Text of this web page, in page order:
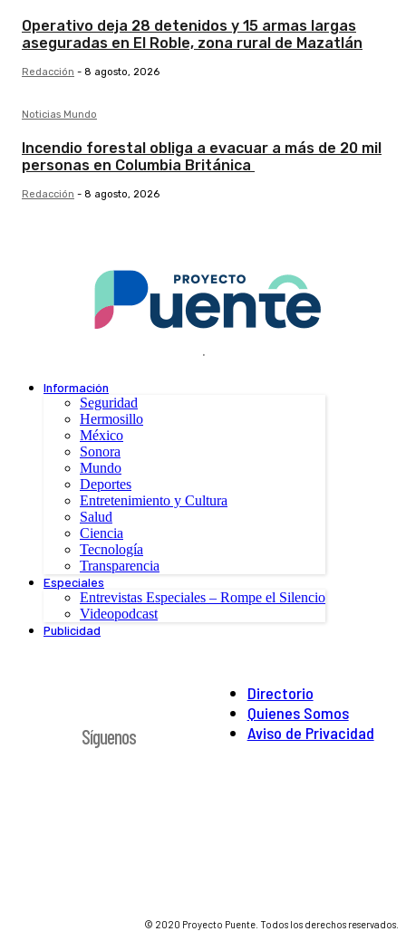
Operativo deja 28 detenidos y 15 armas largas
aseguradas en El Roble, zona rural de Mazatlán
Redacción - 8 agosto, 2026
Noticias Mundo
Incendio forestal obliga a evacuar a más de 20 mil
personas en Columbia Británica
Redacción - 8 agosto, 2026
.
Información
Seguridad
Hermosillo
México
Sonora
Mundo
Deportes
Entretenimiento y Cultura
Salud
Ciencia
Tecnología
Transparencia
Especiales
Entrevistas Especiales – Rompe el Silencio
Videopodcast
Publicidad
Directorio
Quienes Somos
Aviso de Privacidad
Síguenos
© 2020 Proyecto Puente. Todos los derechos reservados.